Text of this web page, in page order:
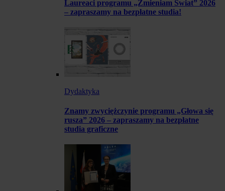
Laureaci programu „Zmieniam Świat” 2026
– zapraszamy na bezpłatne studia!
Dydaktyka
Znamy zwyciężczynie programu „Głowa się
rusza” 2026 – zapraszamy na bezpłatne
studia graficzne